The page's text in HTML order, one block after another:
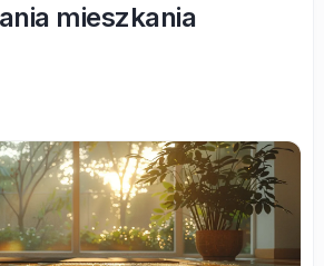
mieszkania